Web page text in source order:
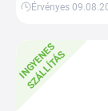
Érvényes
I
N
G
Y
E
N
E
S
S
Z
Á
L
L
Í
T
Á
S